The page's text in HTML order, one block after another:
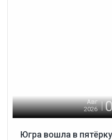
Авг
2026
Югра вошла в